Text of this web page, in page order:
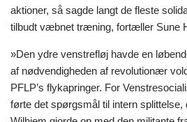
aktioner, så sagde langt de fleste
tilbudt væbnet træning, fortæller Sune
»Den ydre venstrefløj havde en
af nødvendigheden af revolutionær
PFLP’s flykapringer. For
førte det spørgsmål til intern splittelse,